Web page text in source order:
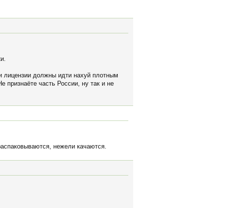
лицензии должны идти нахуй плотным
признаёте часть России, ну так и не
нежели качаются.